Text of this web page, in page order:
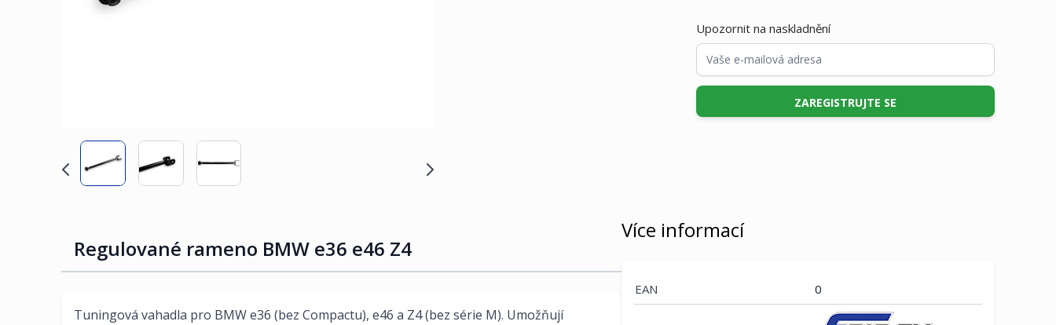
Upozornit na naskladnění
ZAREGISTRUJTE SE
Regulované rameno BMW e36 e46 Z4
Tuningová vahadla pro BMW e36 (bez Compactu), e46 a Z4 (bez série M). Umožňují
Více informací
EAN 0